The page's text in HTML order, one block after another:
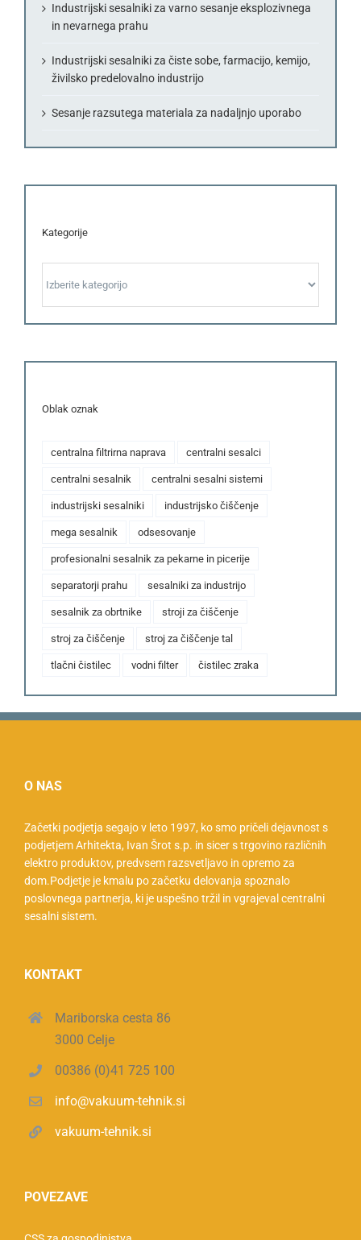
Industrijski sesalniki za varno sesanje eksplozivnega
in nevarnega prahu
Industrijski sesalniki za čiste sobe, farmacijo, kemijo,
živilsko predelovalno industrijo
Sesanje razsutega materiala za nadaljnjo uporabo
Kategorije
Oblak oznak
centralna filtrirna naprava centralni sesalci
centralni sesalnik centralni sesalni sistemi
industrijski sesalniki industrijsko čiščenje
mega sesalnik odsesovanje
profesionalni sesalnik za pekarne in picerije
separatorji prahu sesalniki za industrijo
sesalnik za obrtnike stroji za čiščenje
stroj za čiščenje stroj za čiščenje tal
tlačni čistilec vodni filter čistilec zraka
O NAS
Začetki podjetja segajo v leto 1997, ko smo pričeli dejavnost s
podjetjem Arhitekta, Ivan Šrot s.p. in sicer s trgovino različnih
elektro produktov, predvsem razsvetljavo in opremo za
dom.Podjetje je kmalu po začetku delovanja spoznalo
poslovnega partnerja, ki je uspešno tržil in vgrajeval centralni
sesalni sistem.
KONTAKT
Mariborska cesta 86
3000 Celje
00386 (0)41 725 100
info@vakuum-tehnik.si
vakuum-tehnik.si
POVEZAVE